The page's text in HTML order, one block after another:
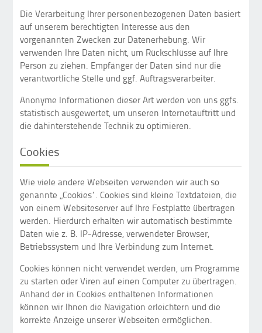
Die Verarbeitung Ihrer personenbezogenen Daten basiert
auf unserem berechtigten Interesse aus den
vorgenannten Zwecken zur Datenerhebung. Wir
verwenden Ihre Daten nicht, um Rückschlüsse auf Ihre
Person zu ziehen. Empfänger der Daten sind nur die
verantwortliche Stelle und ggf. Auftragsverarbeiter.
Anonyme Informationen dieser Art werden von uns ggfs.
statistisch ausgewertet, um unseren Internetauftritt und
die dahinterstehende Technik zu optimieren.
Cookies
Wie viele andere Webseiten verwenden wir auch so
genannte „Cookies“. Cookies sind kleine Textdateien, die
von einem Websiteserver auf Ihre Festplatte übertragen
werden. Hierdurch erhalten wir automatisch bestimmte
Daten wie z. B. IP-Adresse, verwendeter Browser,
Betriebssystem und Ihre Verbindung zum Internet.
Cookies können nicht verwendet werden, um Programme
zu starten oder Viren auf einen Computer zu übertragen.
Anhand der in Cookies enthaltenen Informationen
können wir Ihnen die Navigation erleichtern und die
korrekte Anzeige unserer Webseiten ermöglichen.